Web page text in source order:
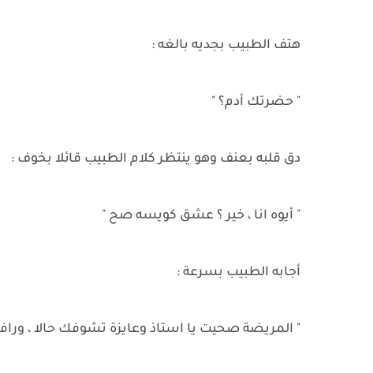
هتف الطبيب بجديه بالغه :
" حضرتك أدم؟ "
دق قلبه بعنف وهو ينتظر كلام الطبيب قائلا بخوف :
" أيوه انا ، خير ؟ عشق كويسه صح "
أجابه الطبيب بسرعة :
" المريضة صحيت يا استاذ وعايزة تشوفك حالا ،